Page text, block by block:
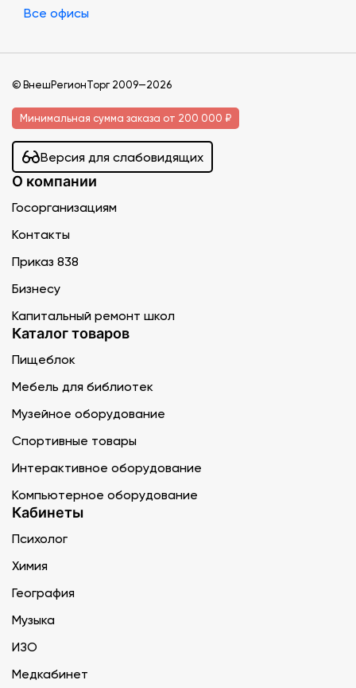
Все офисы
© ВнешРегионТорг 2009—2026
Минимальная сумма заказа от 200 000 ₽
Версия для слабовидящих
О компании
Госорганизациям
Контакты
Приказ 838
Бизнесу
Капитальный ремонт школ
Каталог товаров
Пищеблок
Мебель для библиотек
Музейное оборудование
Спортивные товары
Интерактивное оборудование
Компьютерное оборудование
Кабинеты
Психолог
Химия
География
Музыка
ИЗО
Медкабинет